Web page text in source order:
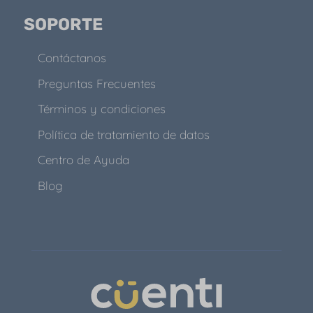
SOPORTE
Contáctanos
Preguntas Frecuentes
Términos y condiciones
Política de tratamiento de datos
Centro de Ayuda
Blog